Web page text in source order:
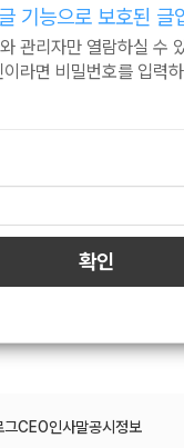
기능으로 보호된 글
관리자만 열람하실 수
이라면 비밀번호를 입력
그CEO인사말공시정보